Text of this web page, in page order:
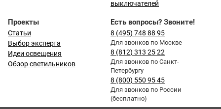
выключателей
Проекты
Статьи
Выбор эксперта
Идеи освещения
Обзор светильников
Есть вопросы? Звоните!
8 (495) 748 88 95
Для звонков по Москве
8 (812) 313 25 22
Для звонков по Санкт-
Петербургу
8 (800) 550 95 45
Для звонков по России
(бесплатно)